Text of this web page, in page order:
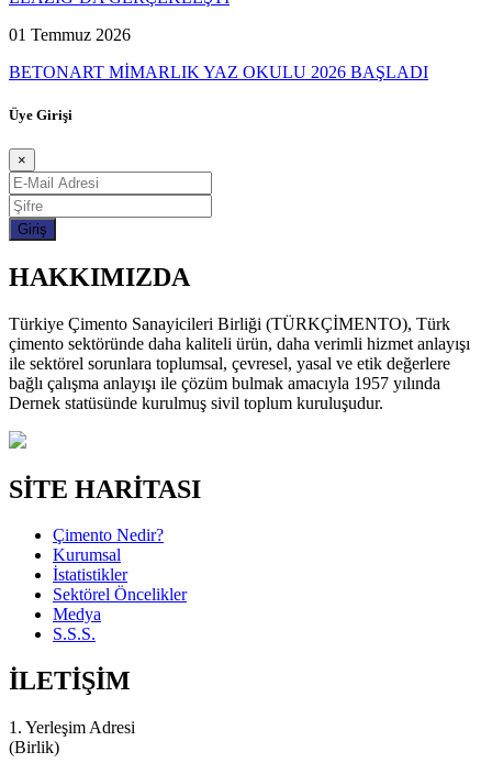
01 Temmuz 2026
BETONART MİMARLIK YAZ OKULU 2026 BAŞLADI
Üye Girişi
×
HAKKIMIZDA
Türkiye Çimento Sanayicileri Birliği (TÜRKÇİMENTO), Türk
çimento sektöründe daha kaliteli ürün, daha verimli hizmet anlayışı
ile sektörel sorunlara toplumsal, çevresel, yasal ve etik değerlere
bağlı çalışma anlayışı ile çözüm bulmak amacıyla 1957 yılında
Dernek statüsünde kurulmuş sivil toplum kuruluşudur.
SİTE HARİTASI
Çimento Nedir?
Kurumsal
İstatistikler
Sektörel Öncelikler
Medya
S.S.S.
İLETİŞİM
1. Yerleşim Adresi
(Birlik)